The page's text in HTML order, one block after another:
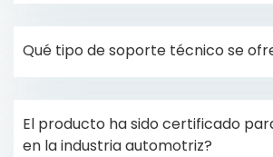
Qué tipo de soporte técnico se
El producto ha sido certificado
en la industria automotriz?